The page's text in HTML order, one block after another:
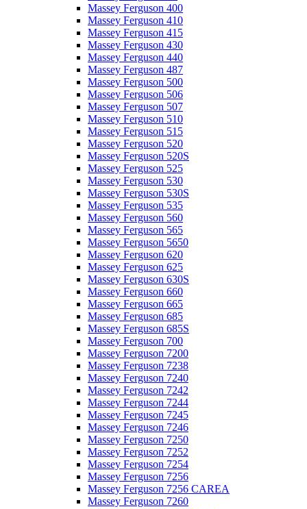
Massey Ferguson 400
Massey Ferguson 410
Massey Ferguson 415
Massey Ferguson 430
Massey Ferguson 440
Massey Ferguson 487
Massey Ferguson 500
Massey Ferguson 506
Massey Ferguson 507
Massey Ferguson 510
Massey Ferguson 515
Massey Ferguson 520
Massey Ferguson 520S
Massey Ferguson 525
Massey Ferguson 530
Massey Ferguson 530S
Massey Ferguson 535
Massey Ferguson 560
Massey Ferguson 565
Massey Ferguson 5650
Massey Ferguson 620
Massey Ferguson 625
Massey Ferguson 630S
Massey Ferguson 660
Massey Ferguson 665
Massey Ferguson 685
Massey Ferguson 685S
Massey Ferguson 700
Massey Ferguson 7200
Massey Ferguson 7238
Massey Ferguson 7240
Massey Ferguson 7242
Massey Ferguson 7244
Massey Ferguson 7245
Massey Ferguson 7246
Massey Ferguson 7250
Massey Ferguson 7252
Massey Ferguson 7254
Massey Ferguson 7256
Massey Ferguson 7256 CAREA
Massey Ferguson 7260